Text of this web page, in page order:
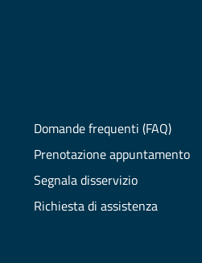
Domande frequenti (FAQ)
Prenotazione appuntamento
Segnala disservizio
Richiesta di assistenza